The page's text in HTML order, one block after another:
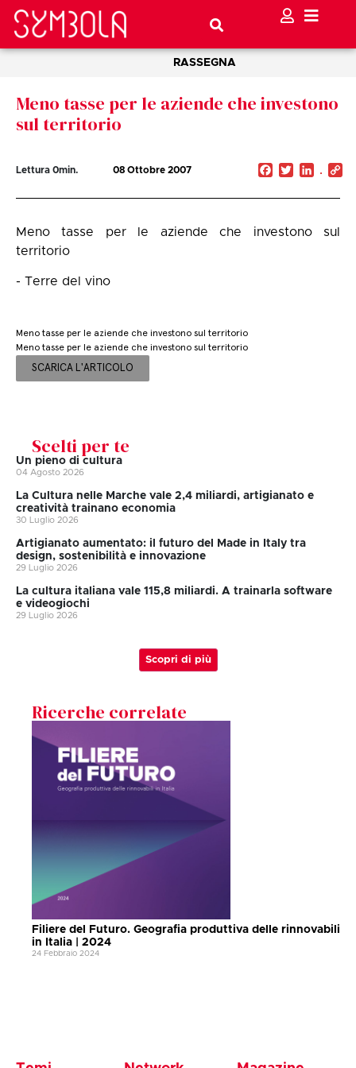
RASSEGNA
Meno tasse per le aziende che investono
sul territorio
Lettura 0min. 08 Ottobre 2007 Facebook
Twitter
Meno tasse per le aziende che investono sul
territorio
- Terre del vino
Meno tasse per le aziende che investono sul territorio
Meno tasse per le aziende che investono sul territorio
SCARICA L'ARTICOLO
Scelti per te
Un pieno di cultura
04 Agosto 2026
La Cultura nelle Marche vale 2,4 miliardi, artigianato e
creatività trainano economia
30 Luglio 2026
Artigianato aumentato: il futuro del Made in Italy tra
design, sostenibilità e innovazione
29 Luglio 2026
La cultura italiana vale 115,8 miliardi. A trainarla software
e videogiochi
29 Luglio 2026
Scopri di più
Ricerche correlate
Filiere del Futuro. Geografia produttiva delle rinnovabili
in Italia | 2024
24 Febbraio 2024